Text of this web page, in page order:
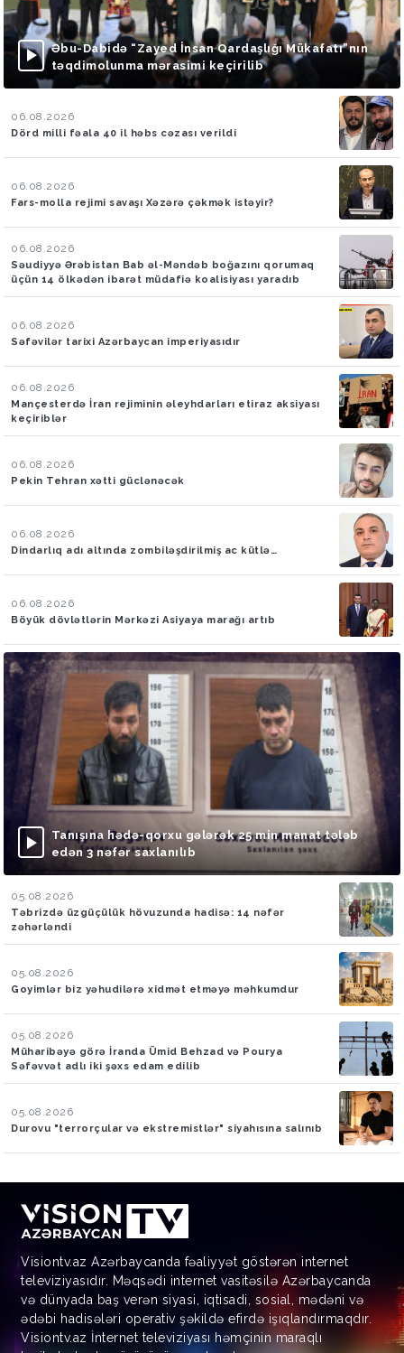
Əbu-Dabidə “Zayed İnsan Qardaşlığı Mükafatı”nın
təqdimolunma mərasimi keçirilib
06.08.2026
Dörd milli fəala 40 il həbs cəzası verildi
06.08.2026
Fars-molla rejimi savaşı Xəzərə çəkmək istəyir?
06.08.2026
Səudiyyə Ərəbistan Bab əl-Məndəb boğazını qorumaq
üçün 14 ölkədən ibarət müdafiə koalisiyası yaradıb
06.08.2026
Səfəvilər tarixi Azərbaycan imperiyasıdır
06.08.2026
Mançesterdə İran rejiminin əleyhdarları etiraz aksiyası
keçiriblər
06.08.2026
Pekin Tehran xətti güclənəcək
06.08.2026
Dindarlıq adı altında zombiləşdirilmiş ac kütlə…
06.08.2026
Böyük dövlətlərin Mərkəzi Asiyaya marağı artıb
Tanışına hədə-qorxu gələrək 25 min manat tələb
edən 3 nəfər saxlanılıb
05.08.2026
Təbrizdə üzgüçülük hövuzunda hadisə: 14 nəfər
zəhərləndi
05.08.2026
Goyimlər biz yəhudilərə xidmət etməyə məhkumdur
05.08.2026
Müharibəyə görə İranda Ümid Behzad və Pourya
Səfəvvət adlı iki şəxs edam edilib
05.08.2026
Durovu "terrorçular və ekstremistlər" siyahısına salınıb
Visiontv.az Azərbaycanda fəaliyyət göstərən internet
televiziyasıdır. Məqsədi internet vasitəsilə Azərbaycanda
və dünyada baş verən siyasi, iqtisadi, sosial, mədəni və
ədəbi hadisələri operativ şəkildə efirdə işıqlandırmaqdır.
Visiontv.az İnternet televiziyası həmçinin maraqlı